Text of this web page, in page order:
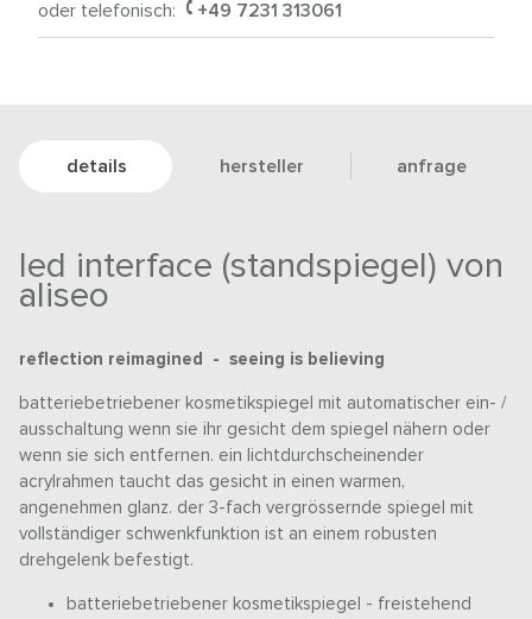
oder telefonisch: +49 7231 313061
details hersteller anfrage
led interface (standspiegel) von
aliseo
reflection reimagined - seeing is believing
batteriebetriebener kosmetikspiegel mit automatischer ein- /
ausschaltung wenn sie ihr gesicht dem spiegel nähern oder
wenn sie sich entfernen. ein lichtdurchscheinender
acrylrahmen taucht das gesicht in einen warmen,
angenehmen glanz. der 3-fach vergrössernde spiegel mit
vollständiger schwenkfunktion ist an einem robusten
drehgelenk befestigt.
batteriebetriebener kosmetikspiegel - freistehend